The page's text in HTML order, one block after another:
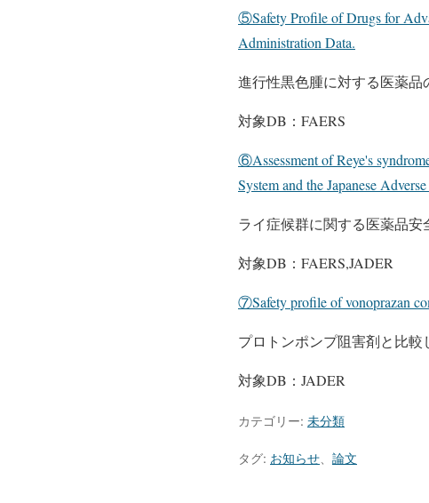
⑤Safety Profile of Drugs for
Administration Data.
進行性黒色腫に対する医薬
対象DB：FAERS
⑥Assessment of Reye's
System and the Japanese
ライ症候群に関する医薬品
対象DB：FAERS,JADER
⑦Safety profile of vonoprazan
プロトンポンプ阻害剤と比
対象DB：JADER
カテゴリー: 未分類
タグ: お知らせ 論文